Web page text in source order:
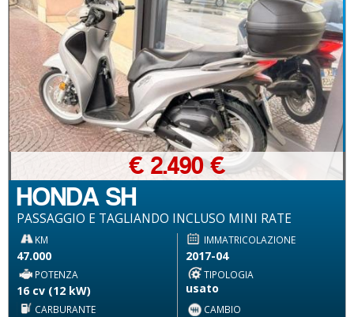
HONDA SH
PASSAGGIO E TAGLIANDO INCLUSO MINI RATE
€ 2.490 €
KM
47.000
IMMATRICOLAZIONE
2017-04
POTENZA
16 cv (12 kW)
TIPOLOGIA
usato
CARBURANTE CAMBIO